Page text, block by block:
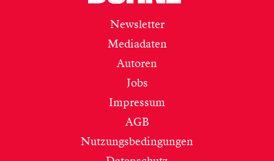
Newsletter
Mediadaten
Autoren
Jobs
Impressum
AGB
Nutzungsbedingungen